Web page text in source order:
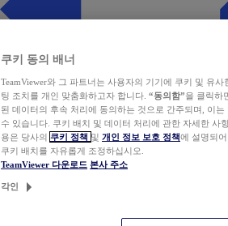
쿠키 동의 배너
TeamViewer와 그 파트너는 사용자의 기기에 쿠키 및 유
팅 조치를 개인 맞춤화하고자 합니다. “동의함”을 클릭하
된 데이터의 후속 처리에 동의하는 것으로 간주되며, 이
수 있습니다. 쿠키 배치 및 데이터 처리에 관한 자세한 사
용은 당사의 쿠키 정책 및 개인 정보 보호 정책에 설명되
쿠키 배치를 자유롭게 조정하십시오.
TeamViewer 다운로드 본사 주소
각인